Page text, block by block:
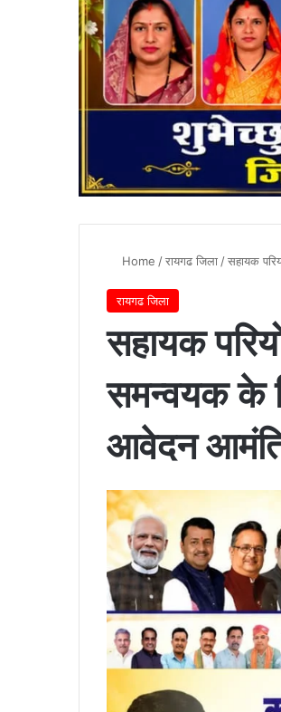
Home /रायगढ जिला/सहायक
रायगढ जिला
सहायक
समन्वयक के
आवेदन